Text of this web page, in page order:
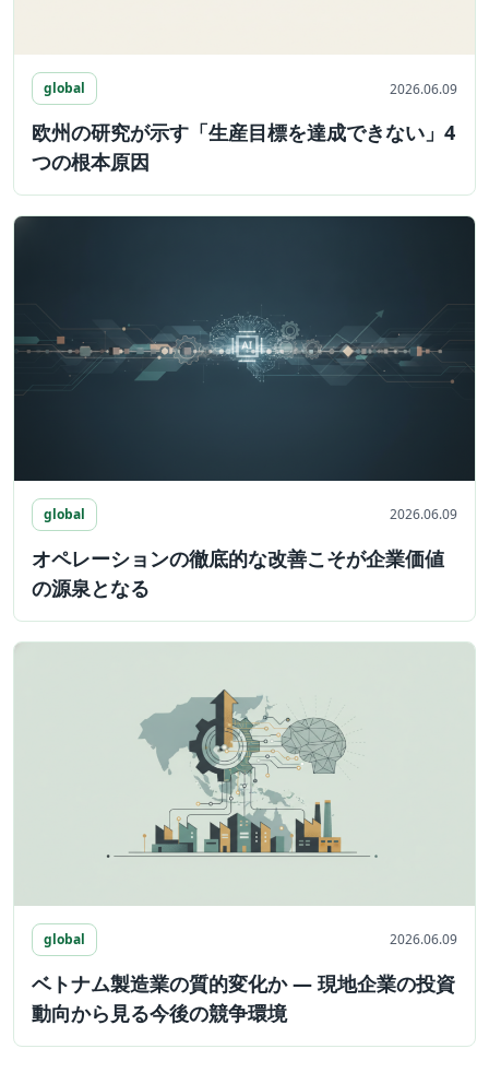
global 2026.06.09
欧州の研究が示す「生産目標を達成できない」4
つの根本原因
global 2026.06.09
オペレーションの徹底的な改善こそが企業価値
の源泉となる
global 2026.06.09
ベトナム製造業の質的変化か ― 現地企業の投資
動向から見る今後の競争環境